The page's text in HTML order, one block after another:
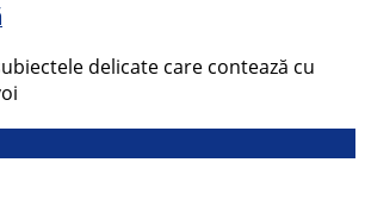
delicate care contează cu